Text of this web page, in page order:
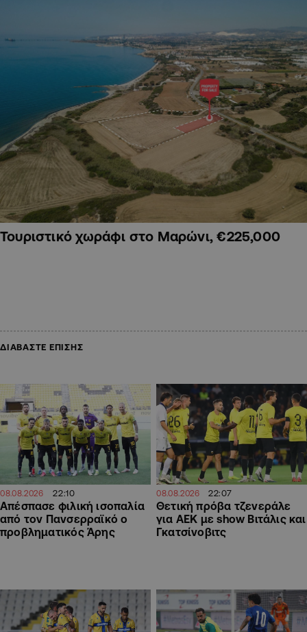
Τουριστικό χωράφι στο Μαρώνι, €225,000
ΔΙΑΒΑΣΤΕ ΕΠΙΣΗΣ
08.08.2026 22:10
Απέσπασε φιλική ισοπαλία
από τον Πανσερραϊκό ο
προβληματικός Άρης
08.08.2026 22:07
Θετική πρόβα τζενεράλε
για ΑΕΚ με show Βιτάλις και
Γκατσίνοβιτς